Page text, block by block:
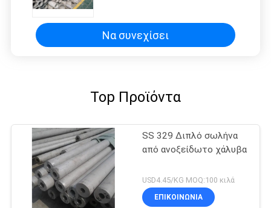
Να συνεχίσει
Top Προϊόντα
SS 329 Διπλό σωλήνα
από ανοξείδωτο χάλυβα
USD4.45/KG MOQ:100 κιλά
ΕΠΙΚΟΙΝΩΝΙΑ